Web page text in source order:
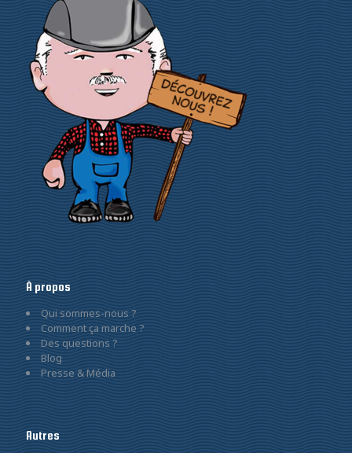
À propos
Qui sommes-nous ?
Comment ça marche ?
Des questions ?
Blog
Presse & Média
Autres